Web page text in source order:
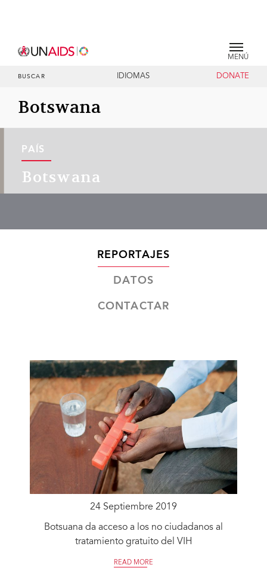
MENÚ
BUSCAR IDIOMAS DONATE
Botswana
PAÍS
Botswana
REPORTAJES
DATOS
CONTACTAR
24 Septiembre 2019
Botsuana da acceso a los no ciudadanos al
tratamiento gratuito del VIH
READ MORE